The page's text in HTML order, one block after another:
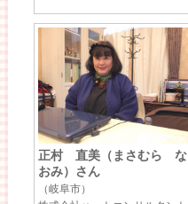
正村 直美（まさむら な
おみ）さん
（岐阜市）